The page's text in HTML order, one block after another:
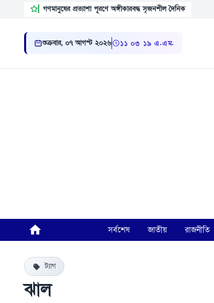
গণমানুষের প্রত্যাশা পূরণে অঙ্গীকারবদ্ধ সৃজনশীল দৈনিক
শুক্রবার, ০৭ আগস্ট ২০২৬ ১১:০৩:২০ এ.এম.
সর্বশেষ জাতীয় রাজনীতি
ট্যাগ
ঝাল